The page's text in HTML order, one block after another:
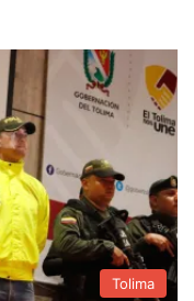
Tolima